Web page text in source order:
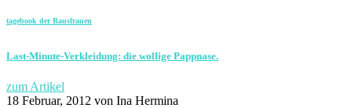
tagebook der Rausfrauen
Last-Minute-Verkleidung: die wollige Pappnase.
zum Artikel
18 Februar, 2012 von Ina Hermina